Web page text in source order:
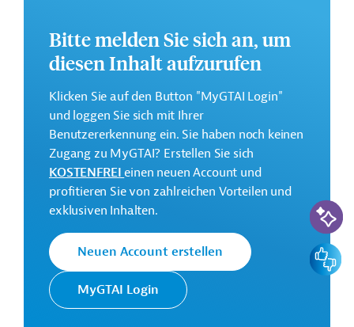
Entwicklungsprojekt finden Sie auf derWebseite der
und im Originaldokument, das zum Download
GTAI informiert über dieIDB: Schwerpunkte, Regularien
und praktische Hinweise zur Geschäftsanbahnung.
Gesamtkosten:
50 Millionen US-Dollar
Geberbeitrag:
50 Millionen US-Dollar (Darlehen)
Kontaktadresse
Bitte melden Sie sich an, um
diesen Inhalt aufzurufen
Klicken Sie auf den Button "MyGTAI Login"
und loggen Sie sich mit Ihrer
Benutzererkennung ein. Sie haben noch keinen
Zugang zu MyGTAI? Erstellen Sie sich
KOSTENFREIeinen neuen Account und
profitieren Sie von zahlreichen Vorteilen und
exklusiven Inhalten.
Neuen Account erstellen
MyGTAI Login
KI-